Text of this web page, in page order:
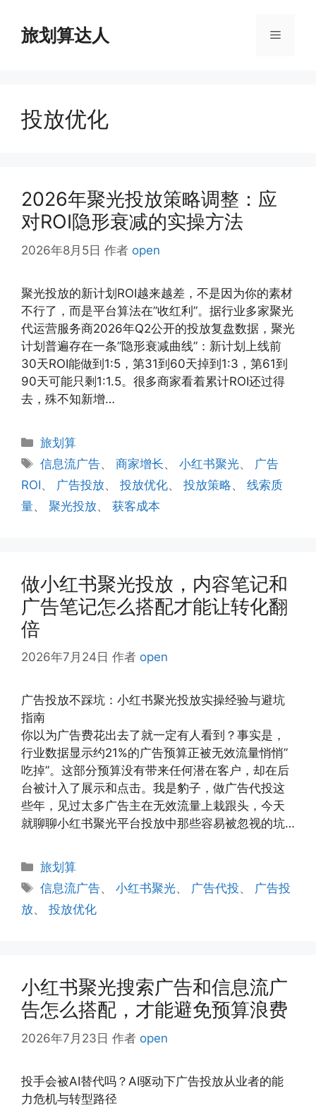
旅划算达人 菜
投放优化
2026年聚光投放策略调整：应
对ROI隐形衰减的实操方法
2026年8月5日 作者 open
聚光投放的新计划ROI越来越差，不是因为你的素材
不行了，而是平台算法在”收红利”。据行业多家聚光
代运营服务商2026年Q2公开的投放复盘数据，聚光
计划普遍存在一条”隐形衰减曲线”：新计划上线前
30天ROI能做到1:5，第31到60天掉到1:3，第61到
90天可能只剩1:1.5。很多商家看着累计ROI还过得
去，殊不知新增…
分
类
旅划算
标
签
信息流广告、商家增长、小红书聚光、 广告
ROI、 广告投放、 投放优化、 投放策略、 线索质
量、 聚光投放、 获客成本
做小红书聚光投放，内容笔记和
广告笔记怎么搭配才能让转化翻
倍
2026年7月24日 作者 open
广告投放不踩坑：小红书聚光投放实操经验与避坑
指南
你以为广告费花出去了就一定有人看到？事实是，
行业数据显示约21%的广告预算正被无效流量悄悄”
吃掉”。这部分预算没有带来任何潜在客户，却在后
台被计入了展示和点击。我是豹子，做广告代投这
些年，见过太多广告主在无效流量上栽跟头，今天
就聊聊小红书聚光平台投放中那些容易被忽视的坑…
分
类
旅划算
标
签
信息流广告、小红书聚光、 广告代投、 广告投
放、 投放优化
小红书聚光搜索广告和信息流广
告怎么搭配，才能避免预算浪费
2026年7月23日 作者 open
投手会被AI替代吗？AI驱动下广告投放从业者的能
力危机与转型路径